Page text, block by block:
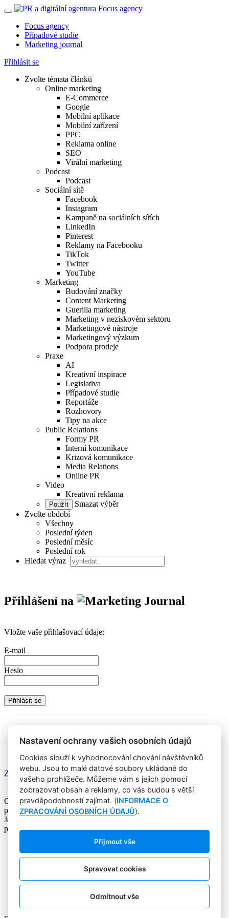
Focus agency
Případové studie
Marketing journal
Přihlásit se
Zvolte témata článků
Online marketing
E-Commerce
Google
Mobilní aplikace
Mobilní zařízení
PPC
Reklama online
SEO
Virální marketing
Podcast
Podcast
Sociální sítě
Facebook
Instagram
Kampaně na sociálních sítích
LinkedIn
Pinterest
Reklamy na Facebooku
TikTok
Twitter
YouTube
Marketing
Budování značky
Content Marketing
Guerilla marketing
Marketing v neziskovém sektoru
Marketingové nástroje
Marketingový výzkum
Podpora prodeje
Praxe
AI
Kreativní inspirace
Legislativa
Případové studie
Reportáže
Rozhovory
Tipy na akce
Public Relations
Formy PR
Interní komunikace
Krizová komunikace
Media Relations
Online PR
Video
Kreativní reklama
Smazat výběr
Zvolte období
Všechny
Poslední týden
Poslední měsíc
Poslední rok
Hledat výraz
Přihlášení na
Vložte vaše přihlašovací údaje:
E-mail
Heslo
veškerému obsahu Marketing Journalu.
Zapomněli jste heslo?
Copyright © 2004-2020 Focus Agency, s.r.o. Plné znění licenčních
podmínek. ISSN 1803-957X
Jakékoliv publikování, přebírání nebo šíření obsahu je bez
písemného souhlasu Focus Agency, s.r.o. zakázáno.
Štítky
Zpracování osobních údajů
Kontakt
Nastavení ochrany vašich osobních údajů
Cookies slouží k vyhodnocování chování návštěvníků
webu. Jsou to malé datové soubory ukládané do
vašeho prohlížeče. Můžeme vám s jejich pomocí
zobrazovat obsah a reklamy, co vás budou s větší
pravděpodobností zajímat. (INFORMACE O
ZPRACOVÁNÍ OSOBNÍCH ÚDAJŮ).
Přijmout vše
Spravovat cookies
Odmítnout vše